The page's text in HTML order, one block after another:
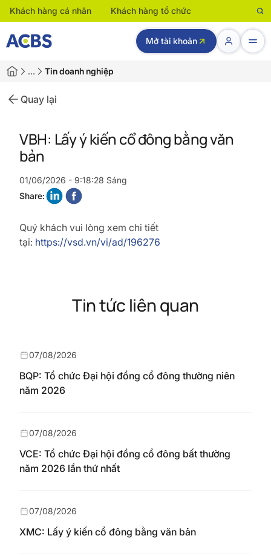
Khách hàng cá nhân Khách hàng tổ chức
Mở tài khoản
… Tin doanh nghiệp
Quay lại
VBH: Lấy ý kiến cổ đông bằng văn
bản
01/06/2026 - 9:18:28 Sáng
Share:
Quý khách vui lòng xem chi tiết
tại: https://vsd.vn/vi/ad/196276
Tin tức liên quan
BQP: Tổ chức Đại hội đồng cổ đông thường niên
năm 2026
07/08/2026
VCE: Tổ chức Đại hội đồng cổ đông bất thường
năm 2026 lần thứ nhất
07/08/2026
XMC: Lấy ý kiến cổ đông bằng văn bản
07/08/2026